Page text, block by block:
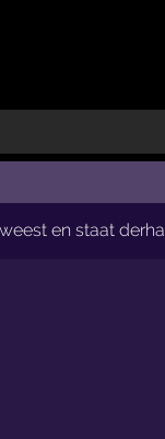
en staat